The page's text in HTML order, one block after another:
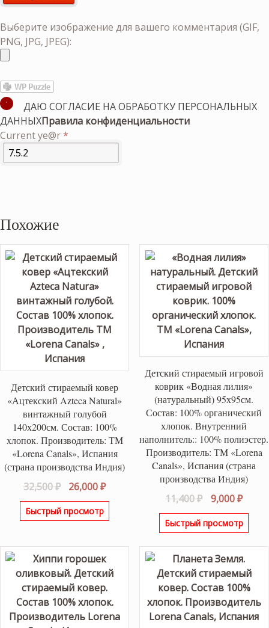
Выберите изображение для вашего комментария (GIF,
PNG, JPG, JPEG):
ДАЮ СОГЛАСИЕ НА ОБРАБОТКУ ПЕРСОНАЛЬНЫХ
ДАННЫХПравила конфиденциальности
Current ye@r*
Похожие
Детский стираемый ковер
«Ацтекский Azteca Natural»
винтажный голубой
140х200см. Состав: 100%
хлопок. Производитель: ТМ
«Lorena Canals», Испания
(страна производства Индия)
32,500₽
Первоначальная
цена
составляла
26,000₽Текущая
цена:
Быстрый просмотр
Детский стираемый игровой
коврик «Водная лилия»
(натуральный) 95х95см.
Состав: 100% органический
хлопок. Внутренний
наполнитель:: 100% полиэстер.
Производитель: ТМ «Lorena
Canals», Испания (страна
производства Индия)
11,400₽
цена
составляла
9,000₽
цена:
9,000
Быстрый просмотр